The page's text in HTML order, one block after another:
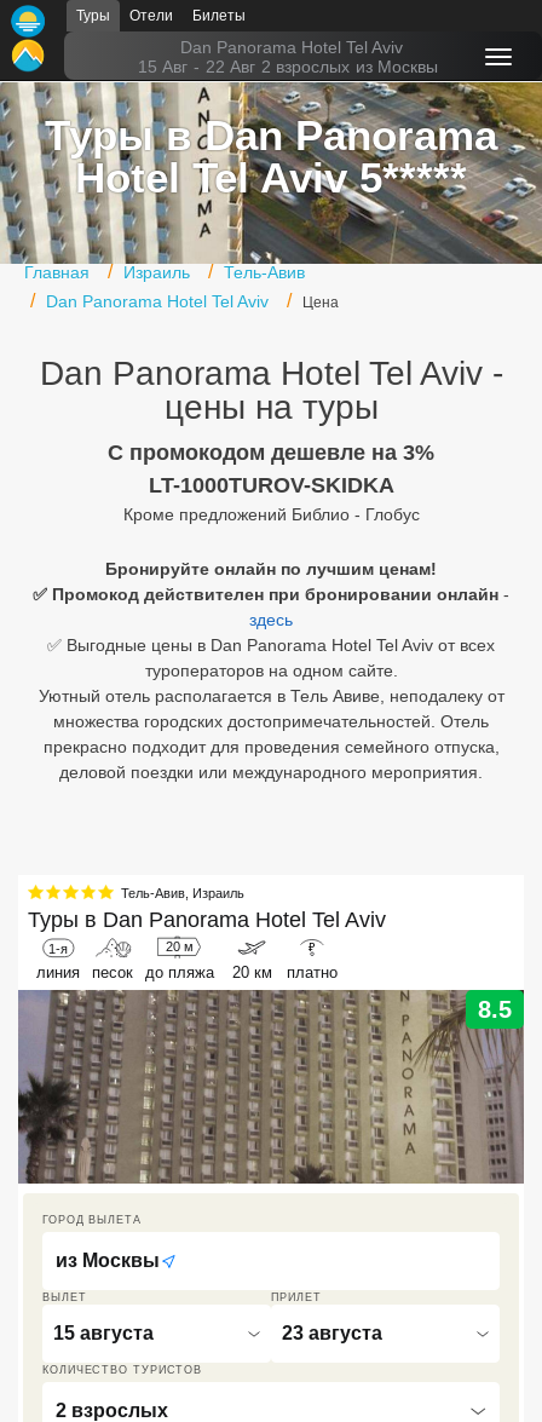
Туры Отели Билеты
Dan Panorama Hotel Tel Aviv
15 Авг - 22 Авг 2 взрослых из Москвы
Туры в Dan Panorama
Hotel Tel Aviv 5*****
Главная Израиль
Тель-Авив
Dan Panorama Hotel Tel Aviv
Цена
Dan Panorama Hotel Tel Aviv -
цены на туры
C промокодом дешевле на 3%
LT-1000TUROV-SKIDKA
Кроме предложений Библио - Глобус
Бронируйте онлайн по лучшим ценам!
✅ Промокод действителен при бронировании онлайн -
здесь
✅ Выгодные цены в Dan Panorama Hotel Tel Aviv от всех
туроператоров на одном сайте.
Уютный отель располагается в Тель Авиве, неподалеку от
множества городских достопримечательностей. Отель
прекрасно подходит для проведения семейного отпуска,
деловой поездки или международного мероприятия.
Тель-Авив, Израиль
Туры в Dan Panorama Hotel Tel Aviv
1-я
линия песок
20 м
до пляжа 20 км
₽
платно
8.5
ВЫЛЕТ
15 августа
ПРИЛЕТ
23 августа
КОЛИЧЕСТВО ТУРИСТОВ
2 взрослых
ГОРОД ВЫЛЕТА
из Москвы
Главная
Горящие туры
Туры в Турцию
Туры в Египет
Туры в ОАЭ
Офис г. Москва
Египет
Куба
Бали
Вьетнам
Южный Гоа
Занзибар
Абхазия
Большой Сочи
Кав Мин Воды
Экскурсионные туры
VIP отели 5 звезд
ТОП 10 лучших отелей 5*
ТОП 10 недорогих отелей
5*
Лучшие отели 4* звезды